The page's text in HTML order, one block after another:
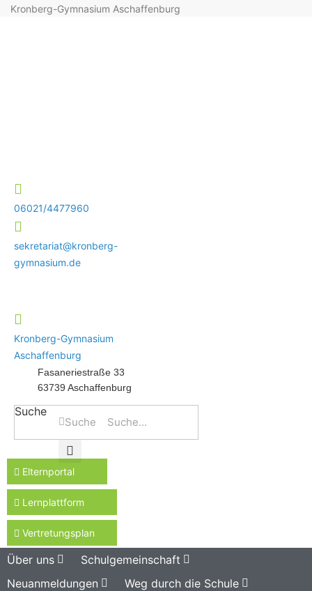
Kronberg-Gymnasium Aschaffenburg
06021/4477960
sekretariat@kronberg-
gymnasium.de
Kronberg-Gymnasium
Aschaffenburg
Fasaneriestraße 33
63739 Aschaffenburg
Suche
Suche
Elternportal
Lernplattform
Vertretungsplan
Über uns
Schulgemeinschaft
Neuanmeldungen
Weg durch die Schule